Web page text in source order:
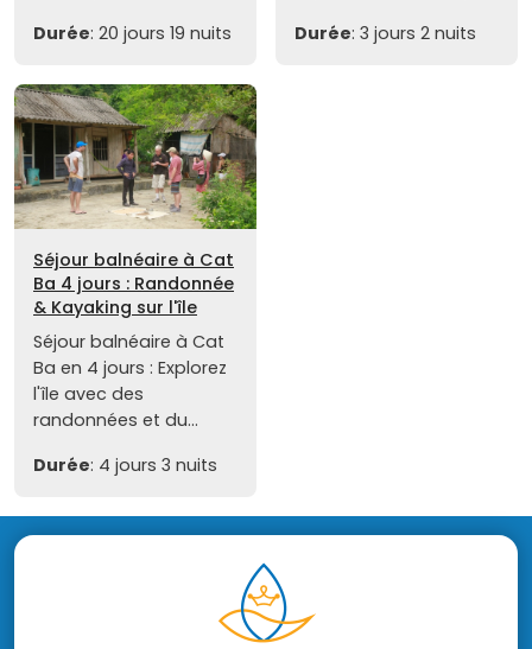
Durée: 20 jours 19 nuits
Durée: 3 jours 2 nuits
Séjour balnéaire à Cat
Ba 4 jours : Randonnée
& Kayaking sur l'île
Séjour balnéaire à Cat
Ba en 4 jours : Explorez
l'île avec des
randonnées et du...
Durée: 4 jours 3 nuits